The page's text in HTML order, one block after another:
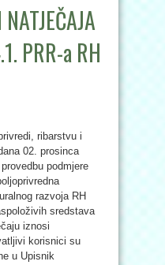
PRR-a RH
ribarstvu i
02. prosinca
podmjere
razvoja RH
sredstava
iznosi
korisnici su
u Upisnik